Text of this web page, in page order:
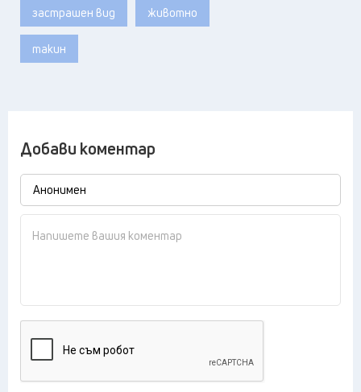
застрашен вид животно
такин
Добави коментар